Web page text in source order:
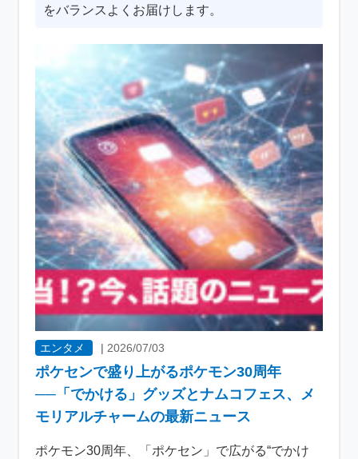
をバランスよくお届けします。
エンタメ | 2026/07/03
ポケセンで盛り上がるポケモン30周年
──「でかける」グッズとナムコフェス、メ
モリアルチャームの最新ニュース
ポケモン30周年、「ポケセン」で広がる“でかけ